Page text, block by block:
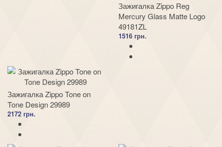
Зажигалка Zippo Reg
Mercury Glass Matte Logo
49181ZL
1516 грн.
Зажигалка Zippo Tone on
Tone Design 29989
2172 грн.